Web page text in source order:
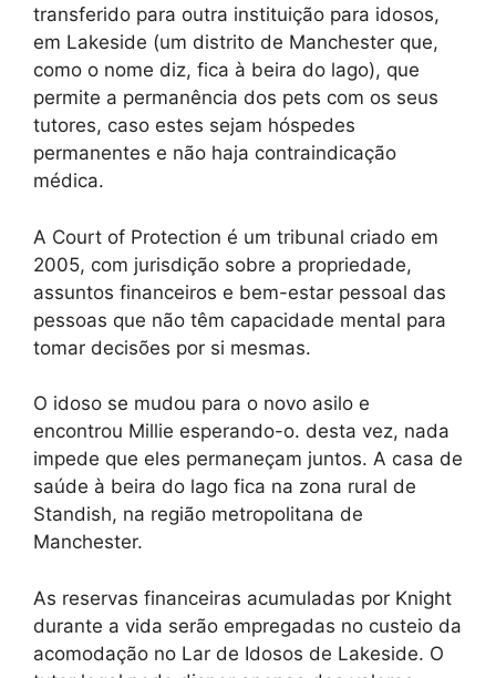
transferido para outra instituição para idosos,
em Lakeside (um distrito de Manchester que,
como o nome diz, fica à beira do lago), que
permite a permanência dos pets com os seus
tutores, caso estes sejam hóspedes
permanentes e não haja contraindicação
médica.
A Court of Protection é um tribunal criado em
2005, com jurisdição sobre a propriedade,
assuntos financeiros e bem-estar pessoal das
pessoas que não têm capacidade mental para
tomar decisões por si mesmas.
O idoso se mudou para o novo asilo e
encontrou Millie esperando-o. desta vez, nada
impede que eles permaneçam juntos. A casa de
saúde à beira do lago fica na zona rural de
Standish, na região metropolitana de
Manchester.
As reservas financeiras acumuladas por Knight
durante a vida serão empregadas no custeio da
acomodação no Lar de Idosos de Lakeside. O